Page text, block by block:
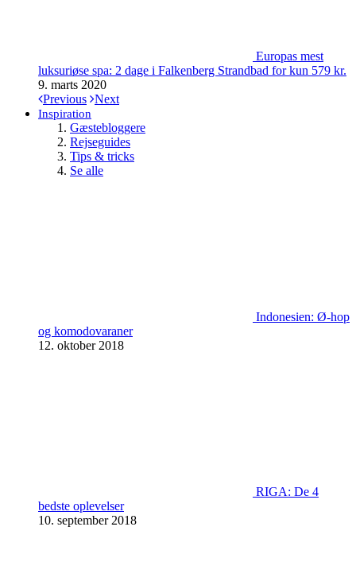
Europas mest
luksuriøse spa: 2 dage i Falkenberg Strandbad for kun 579 kr.
9. marts 2020
Previous Next
Inspiration
Gæstebloggere
Rejseguides
Tips & tricks
Se alle
Indonesien: Ø-hop
og komodovaraner
12. oktober 2018
RIGA: De 4
bedste oplevelser
10. september 2018